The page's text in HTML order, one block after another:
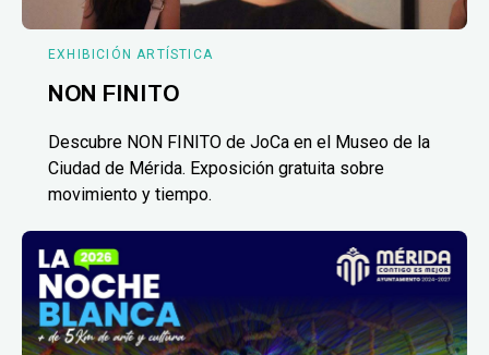
EXHIBICIÓN ARTÍSTICA
NON FINITO
Descubre NON FINITO de JoCa en el Museo de la
Ciudad de Mérida. Exposición gratuita sobre
movimiento y tiempo.